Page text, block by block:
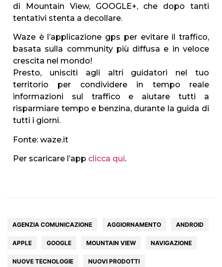
di Mountain View, GOOGLE+, che dopo tanti
tentativi stenta a decollare.
Waze è l’applicazione gps per evitare il traffico,
basata sulla community più diffusa e in veloce
crescita nel mondo!
Presto, unisciti agli altri guidatori nel tuo
territorio per condividere in tempo reale
informazioni sul traffico e aiutare tutti a
risparmiare tempo e benzina, durante la guida di
tutti i giorni.
Fonte: waze.it
Per scaricare l’app clicca qui.
AGENZIA COMUNICAZIONE AGGIORNAMENTO ANDROID
APPLE GOOGLE MOUNTAIN VIEW NAVIGAZIONE
NUOVE TECNOLOGIE NUOVI PRODOTTI